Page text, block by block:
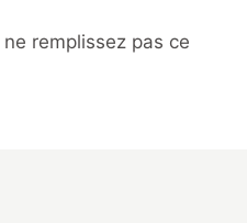
remplissez pas ce